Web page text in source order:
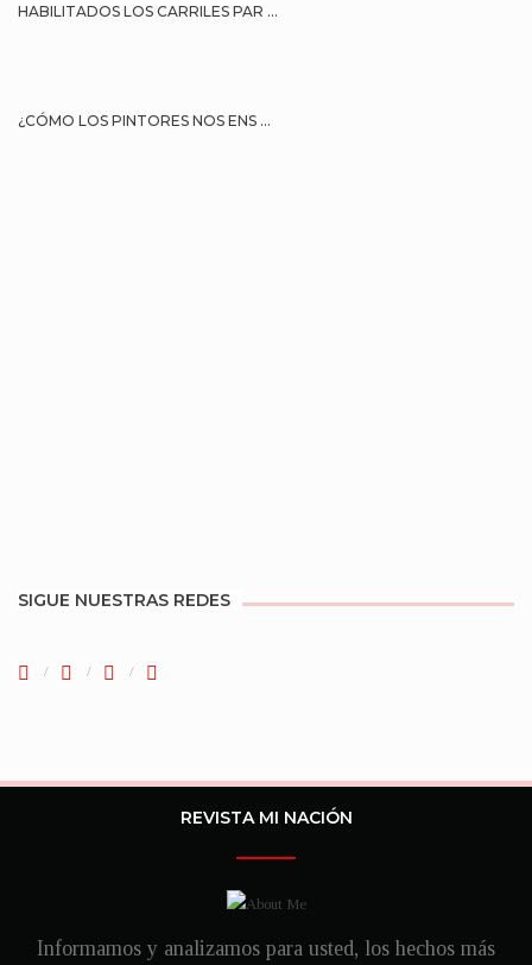
HABILITADOS LOS CARRILES PAR ...
¿CÓMO LOS PINTORES NOS ENS ...
SIGUE NUESTRAS REDES
REVISTA MI NACIÓN
Informamos y analizamos para usted, los hechos más